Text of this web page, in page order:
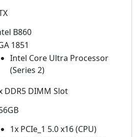
B860
1851
Intel Core Ultra Processor
(Series 2)
DDR5 DIMM Slot
1x PCIe_1 5.0 x16 (CPU)